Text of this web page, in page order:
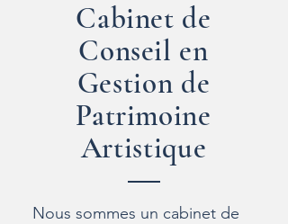
Cabinet de
Conseil en
Gestion de
Patrimoine
Artistique
Nous sommes un cabinet de